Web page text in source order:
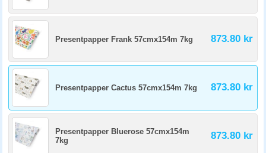
Presentpapper Frank 57cmx154m 7kg 873.80 kr
Presentpapper Cactus 57cmx154m 7kg 873.80 kr
Presentpapper Bluerose 57cmx154m
7kg
873.80 kr